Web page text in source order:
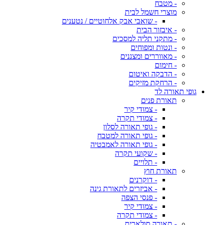
- מטבח
מוצרי חשמל לבית
- שואבי אבק אלחוטיים / נטענים
- איבזור הבית
- מתקני תליה למסכים
- ונטות ומפוחים
- מאווררים ומצננים
- חימום
- הדבקה ואיטום
- הרחקת מזיקים
גופי תאורה לד
תאורת פנים
- צמודי קיר
- צמודי תקרה
- גופי תאורה לסלון
- גופי תאורה למטבח
- גופי תאורה לאמבטיה
- שקועי תקרה
- תלויים
תאורת חוץ
- דוקרנים
- אביזרים לתאורת גינה
- פנסי הצפה
- צמודי קיר
- צמודי תקרה